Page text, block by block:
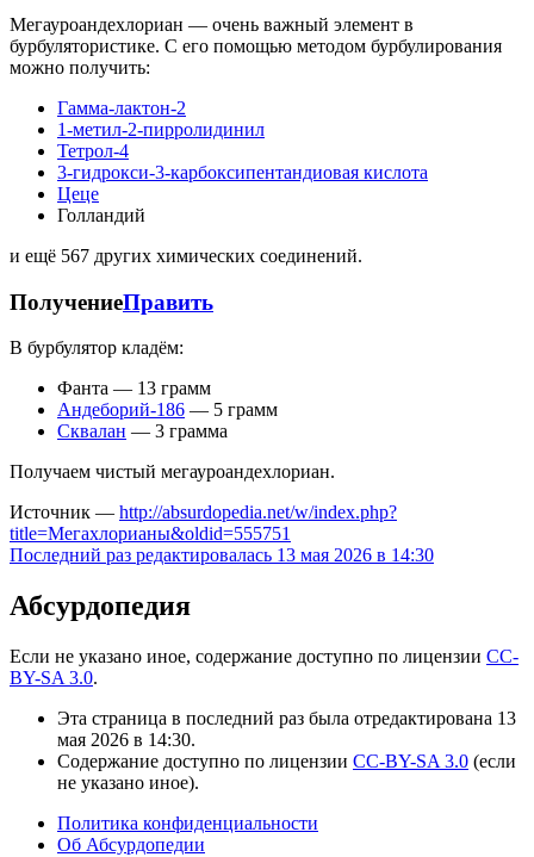
Мегауроандехлориан — очень важный элемент в
бурбулятористике. С его помощью методом бурбулирования
можно получить:
Гамма-лактон-2
1-метил-2-пирролидинил
Тетрол-4
3-​гидрокси-​3-​карбоксипентандиовая кислота
Цеце
Голландий
и ещё 567 других химических соединений.
ПолучениеПравить
В бурбулятор кладём:
Фанта — 13 грамм
Андеборий-186 — 5 грамм
Сквалан — 3 грамма
Получаем чистый мегауроандехлориан.
Источник — http://absurdopedia.net/w/index.php?
title=Мегахлорианы&oldid=555751
Последний раз редактировалась 13 мая 2026 в 14:30
Абсурдопедия
Если не указано иное, содержание доступно по лицензии CC-
BY-SA 3.0.
Эта страница в последний раз была отредактирована 13
мая 2026 в 14:30.
Содержание доступно по лицензии CC-BY-SA 3.0 (если
не указано иное).
Политика конфиденциальности
Об Абсурдопедии